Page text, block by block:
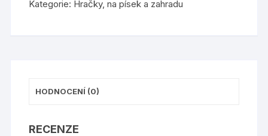
množství
Kategorie: Hračky,na písek a zahradu
HODNOCENÍ (0)
RECENZE